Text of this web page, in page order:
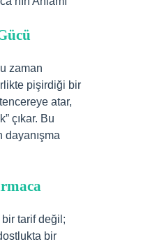
zaman
pişirdiği bir
atar,
çıkar. Bu
tarif değil;
bir